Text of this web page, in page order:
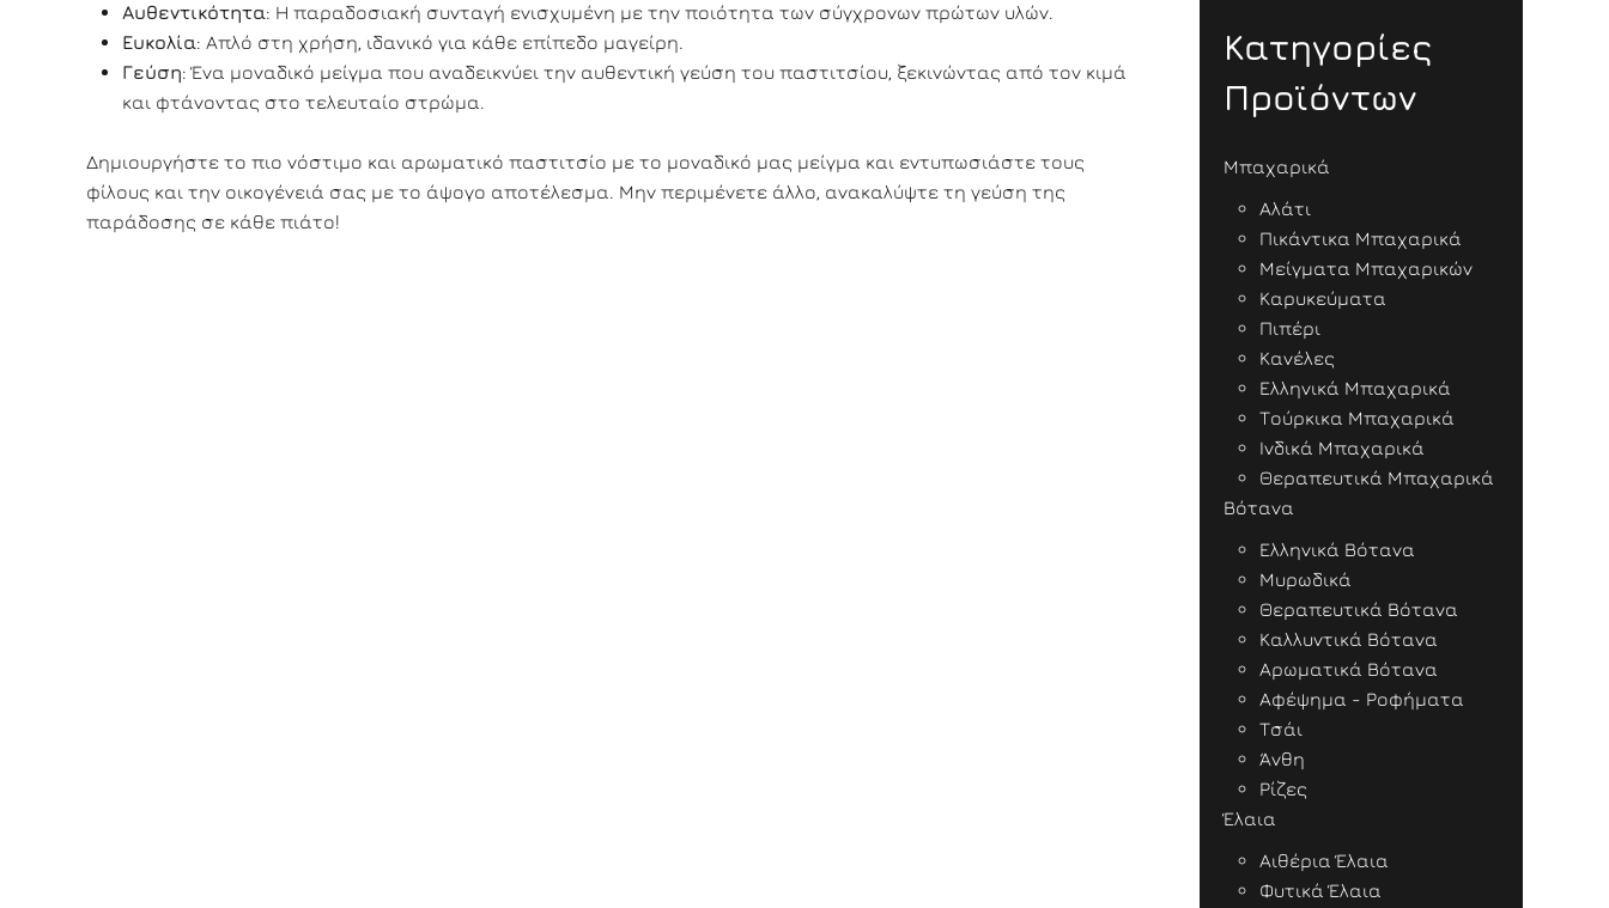
Αυθεντικότητα: Η παραδοσιακή συνταγή ενισχυμένη με την ποιότητα των σύγχρονων πρώτων υλών.
Ευκολία: Απλό στη χρήση, ιδανικό για κάθε επίπεδο μαγείρη.
Γεύση: Ένα μοναδικό μείγμα που αναδεικνύει την αυθεντική γεύση του παστιτσίου, ξεκινώντας από τον κιμά
και φτάνοντας στο τελευταίο στρώμα.
Δημιουργήστε το πιο νόστιμο και αρωματικό παστιτσίο με το μοναδικό μας μείγμα και εντυπωσιάστε τους
φίλους και την οικογένειά σας με το άψογο αποτέλεσμα. Μην περιμένετε άλλο, ανακαλύψτε τη γεύση της
παράδοσης σε κάθε πιάτο!
Κατηγορίες
Προϊόντων
Μπαχαρικά
Αλάτι
Πικάντικα Μπαχαρικά
Μείγματα Μπαχαρικών
Καρυκεύματα
Πιπέρι
Κανέλες
Ελληνικά Μπαχαρικά
Τούρκικα Μπαχαρικά
Ινδικά Μπαχαρικά
Θεραπευτικά Μπαχαρικά
Βότανα
Ελληνικά Βότανα
Μυρωδικά
Θεραπευτικά Βότανα
Καλλυντικά Βότανα
Αρωματικά Βότανα
Αφέψημα - Ροφήματα
Τσάι
Άνθη
Ρίζες
Έλαια
Αιθέρια Έλαια
Φυτικά Έλαια